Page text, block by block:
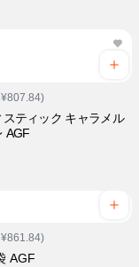
スティック キャラメル
AGF
AGF